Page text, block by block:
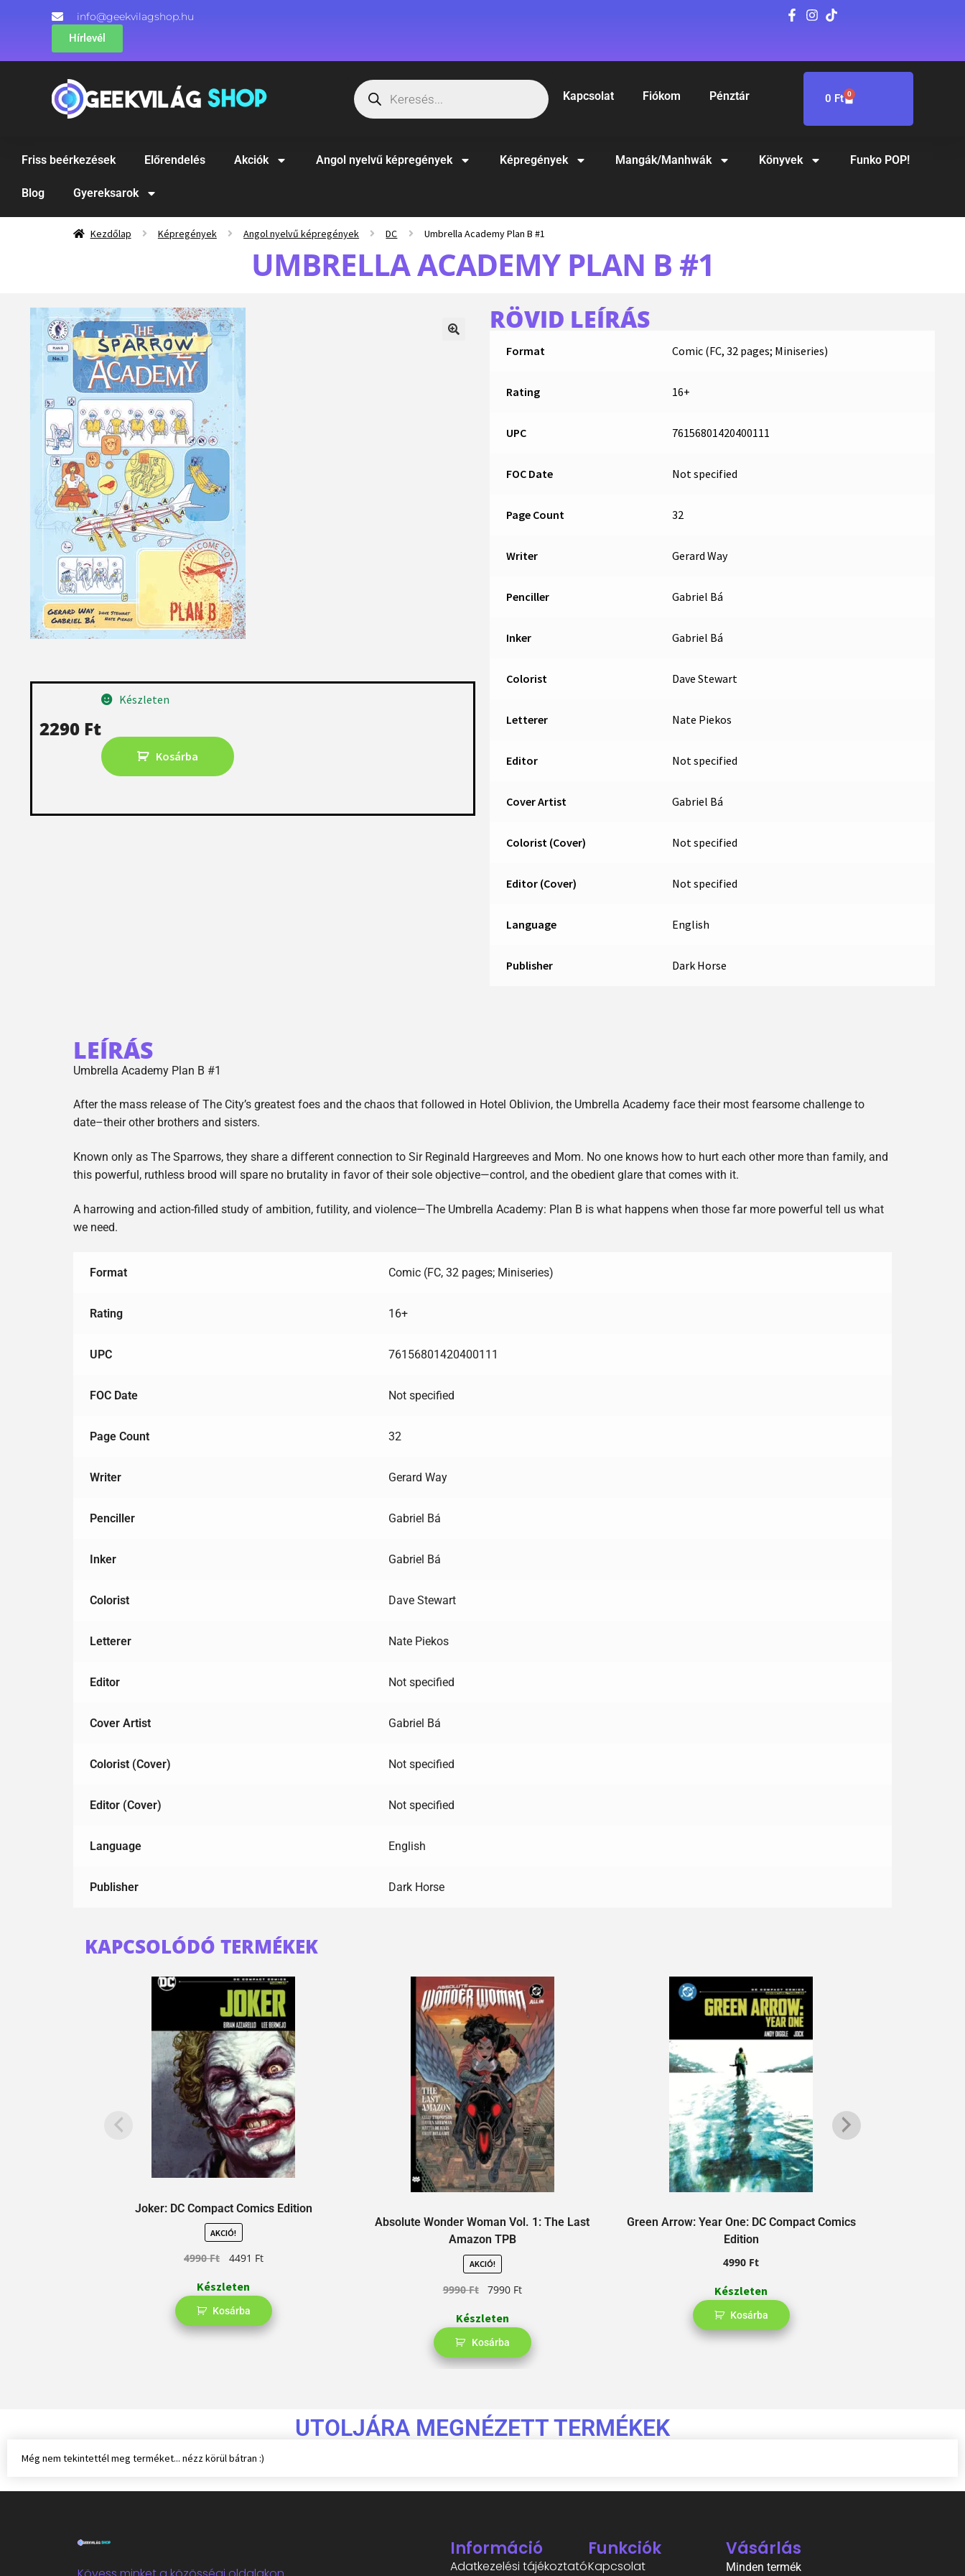
info@geekvilagshop.hu
Hírlevél
Kapcsolat Fiókom Pénztár 0 Ft 0
Friss beérkezések Előrendelés Akciók Angol nyelvű képregények Képregények Mangák/Manhwák Könyvek Funko POP!
Blog Gyereksarok
Kezdőlap Képregények Angol nyelvű képregények DC Umbrella Academy Plan B #1
UMBRELLA ACADEMY PLAN B #1
2290 Ft
Készleten
Kosárba
RÖVID LEÍRÁS
Format Comic (FC, 32 pages; Miniseries)
Rating 16+
UPC 76156801420400111
FOC Date Not specified
Page Count 32
Writer Gerard Way
Penciller Gabriel Bá
Inker Gabriel Bá
Colorist Dave Stewart
Letterer Nate Piekos
Editor Not specified
Cover Artist Gabriel Bá
Colorist (Cover) Not specified
Editor (Cover) Not specified
Language English
Publisher Dark Horse
LEÍRÁS
Umbrella Academy Plan B #1
After the mass release of The City’s greatest foes and the chaos that followed in Hotel Oblivion, the Umbrella Academy face their most fearsome challenge to
date–their other brothers and sisters.
Known only as The Sparrows, they share a different connection to Sir Reginald Hargreeves and Mom. No one knows how to hurt each other more than family, and
this powerful, ruthless brood will spare no brutality in favor of their sole objective—control, and the obedient glare that comes with it.
A harrowing and action-filled study of ambition, futility, and violence—The Umbrella Academy: Plan B is what happens when those far more powerful tell us what
we need.
Format Comic (FC, 32 pages; Miniseries)
Rating 16+
UPC 76156801420400111
FOC Date Not specified
Page Count 32
Writer Gerard Way
Penciller Gabriel Bá
Inker Gabriel Bá
Colorist Dave Stewart
Letterer Nate Piekos
Editor Not specified
Cover Artist Gabriel Bá
Colorist (Cover) Not specified
Editor (Cover) Not specified
Language English
Publisher Dark Horse
KAPCSOLÓDÓ TERMÉKEK
Joker: DC Compact Comics Edition
AKCIÓ!
4990Ft 4491 Ft
Készleten
Kosárba
Absolute Wonder Woman Vol. 1: The Last
Amazon TPB
AKCIÓ!
9990Ft 7990 Ft
Készleten
Kosárba
Green Arrow: Year One: DC Compact Comics
Edition
4990 Ft
Készleten
Kosárba
UTOLJÁRA MEGNÉZETT TERMÉKEK
Még nem tekintettél meg terméket... nézz körül bátran :)
Információ
Adatkezelési tájékoztató
Funkciók
Kapcsolat
Vásárlás
Minden termék